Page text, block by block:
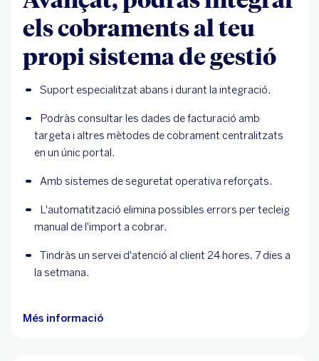
els cobraments al teu
propi sistema de gestió
Suport especialitzat abans i durant la integració.
Podràs consultar les dades de facturació amb
targeta i altres mètodes de cobrament centralitzats
en un únic portal.
Amb sistemes de seguretat operativa reforçats.
L'automatització elimina possibles errors per tecleig
manual de l'import a cobrar.
Tindràs un servei d'atenció al client 24 hores, 7 dies a
la setmana.
Més informació